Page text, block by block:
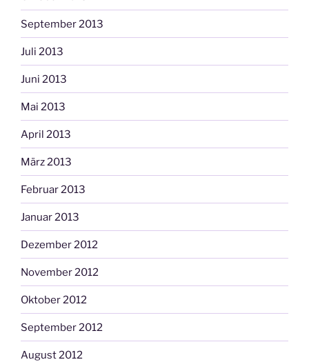
September 2013
Juli 2013
Juni 2013
Mai 2013
April 2013
März 2013
Februar 2013
Januar 2013
Dezember 2012
November 2012
Oktober 2012
September 2012
August 2012